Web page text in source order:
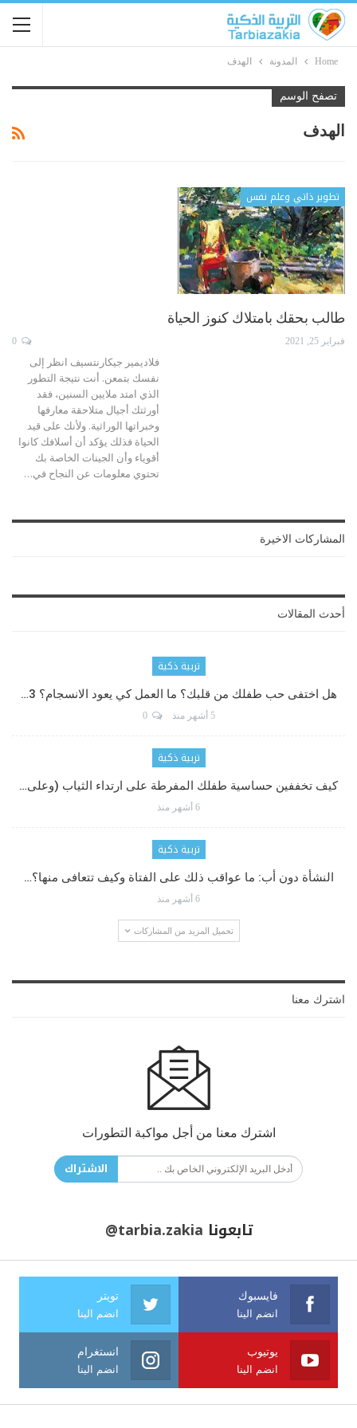
Home المدونة الهدف
تصفح الوسم
الهدف
تطوير ذاتي وعلم نفس
طالب بحقك بامتلاك كنوز الحياة
فبراير 25, 2021
فلاديمير جيكارنتسيف انظر إلى
نفسك بتمعن. أنت نتيجة التطور
الذي امتد ملايين السنين، فقد
أورثتك أجيال متلاحقة معارفها
وخبراتها الوراثية. ولأنك على قيد
الحياة فذلك يؤكد أن أسلافك كانوا
أقوياء وأن الجينات الخاصة بك
تحتوي معلومات عن النجاح في…
المشاركات الاخيرة
أحدث المقالات
تربية ذكية
هل اختفى حب طفلك من قلبك؟ ما العمل كي يعود الانسجام؟ 3…
5 أشهر منذ 0
تربية ذكية
كيف تخففين حساسية طفلك المفرطة على ارتداء الثياب (وعلى…
6 أشهر منذ
تربية ذكية
النشأة دون أب: ما عواقب ذلك على الفتاة وكيف تتعافى منها؟…
6 أشهر منذ
تحميل المزيد من المشاركات
اشترك معنا
اشترك معنا من أجل مواكبة التطورات
الاشتراك
تابعونا @tarbia.zakia
فايسبوك
انضم الينا
تويتر
انضم الينا
يوتيوب
انضم الينا
انستغرام
انضم الينا